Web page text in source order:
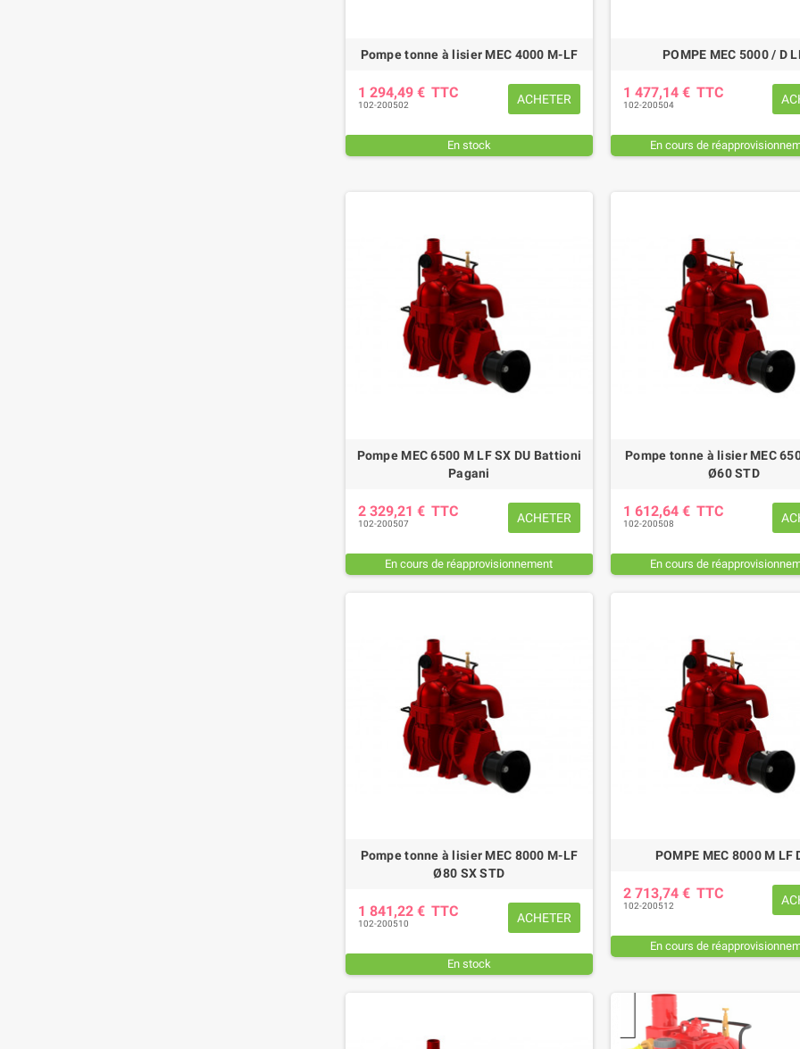
Pompe tonne à lisier MEC 4000 M-LF
1 294,49 € TTC
102-200502 ACHETER
En stock
POMPE MEC 5000 / D
1 477,14 € TTC
102-200504
En cours de
Pompe MEC 6500 M LF SX DU Battioni
Pagani
2 329,21 € TTC
102-200507 ACHETER
En cours de réapprovisionnement
Pompe tonne à lisier MEC
Ø60 STD
1 612,64 € TTC
102-200508
En cours de
Pompe tonne à lisier MEC 8000 M-LF
Ø80 SX STD
1 841,22 € TTC
102-200510 ACHETER
En stock
POMPE MEC 8000 M LF
2 713,74 € TTC
102-200512
En cours de